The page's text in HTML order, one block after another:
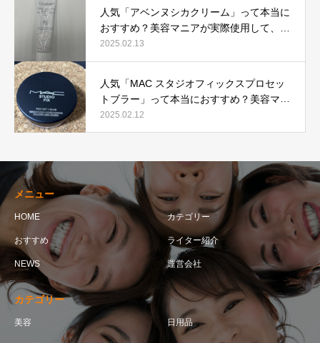
人気「アベンヌシカクリーム」って本当に
おすすめ？美容マニアが実際使用して、口
コミを検証！
2025.02.13
人気「MAC スタジオフィックスプロセッ
トブラー」って本当におすすめ？美容マニ
アが実際使用して口コミを検証！
2025.02.12
メニュー
HOME カテゴリー
おすすめ ライター紹介
NEWS 運営会社
カテゴリー
美容 日用品